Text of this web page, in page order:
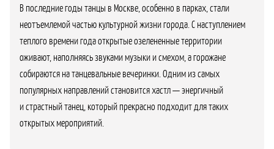
В последние годы танцы в Москве, особенно в парках, стали
неотъемлемой частью культурной жизни города. С наступлением
теплого времени года открытые озелененные территории
оживают, наполняясь звуками музыки и смехом, а горожане
собираются на танцевальные вечеринки. Одним из самых
популярных направлений становится хастл — энергичный
и страстный танец, который прекрасно подходит для таких
открытых мероприятий.